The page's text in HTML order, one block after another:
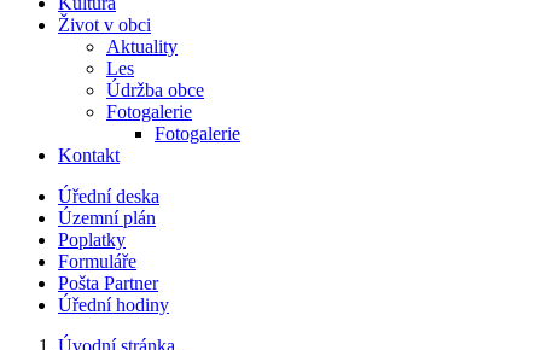
Život v obci
Aktuality
Les
Údržba obce
Fotogalerie
Fotogalerie
Kontakt
Úřední deska
Územní plán
Poplatky
Formuláře
Pošta Partner
Úřední hodiny
Úvodní stránka